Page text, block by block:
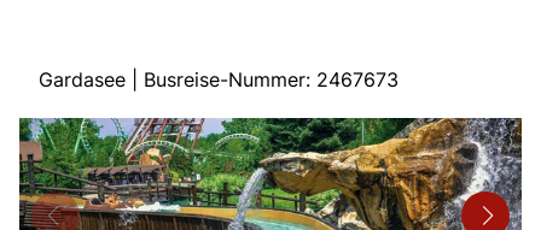
Start
Busreisen
Gardasee | Busreise-Nummer: 2467673